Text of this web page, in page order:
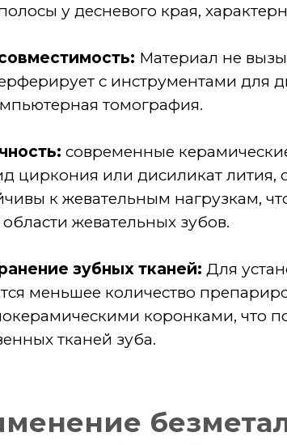
или дисиликат лития,
жевательных зубов.
зубных тканей:Для установки
коронками, что
тканей зуба.
Тонкие накладки на передние
их формы и цвета.